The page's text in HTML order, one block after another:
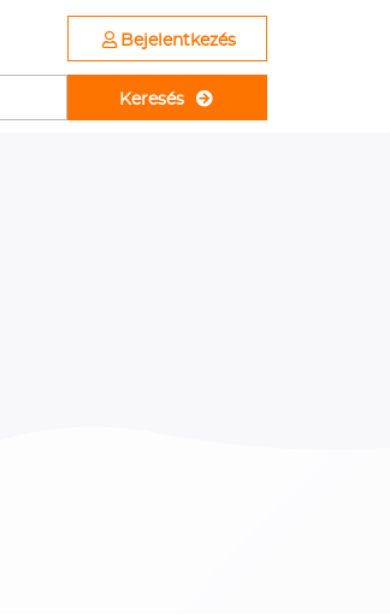
Bejelentkezés
Keresés